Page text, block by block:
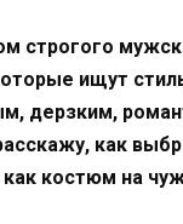
строгого
ищут
дерзким,
как
костюм на